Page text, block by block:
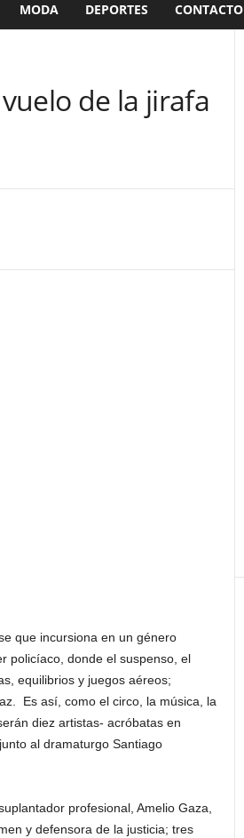
MODA DEPORTES CONTACTO
de la jirafa
que incursiona en un género
policíaco, donde el suspenso, el
equilibrios y juegos aéreos;
Es así, como el circo, la música, la
serán diez artistas- acróbatas en
al dramaturgo Santiago
profesional, Amelio Gaza,
y defensora de la justicia; tres